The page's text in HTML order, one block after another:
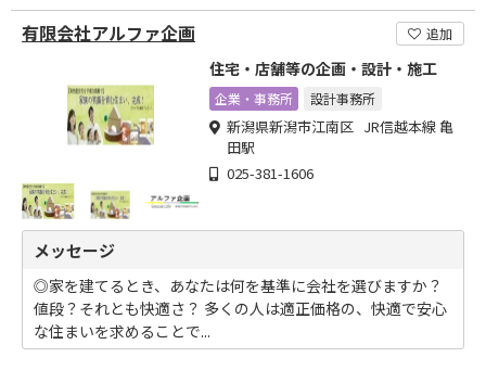
有限会社アルファ企画 追加
住宅・店舗等の企画・設計・施工
企業・事務所 設計事務所
新潟県新潟市江南区 JR信越本線 亀
田駅
025-381-1606
メッセージ
◎家を建てるとき、あなたは何を基準に会社を選びますか？
値段？それとも快適さ？ 多くの人は適正価格の、快適で安心
な住まいを求めることで...